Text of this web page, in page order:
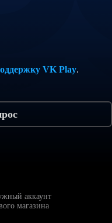
VK Play.
аккаунт
магазина